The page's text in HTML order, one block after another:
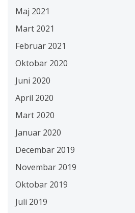
Maj 2021
Mart 2021
Februar 2021
Oktobar 2020
Juni 2020
April 2020
Mart 2020
Januar 2020
Decembar 2019
Novembar 2019
Oktobar 2019
Juli 2019